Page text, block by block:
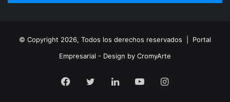
© Copyright 2026, Todos los derechos reservados | Portal
Empresarial - Design by CromyArte
Facebook
TwitterLinkedInYouTubeInstagram